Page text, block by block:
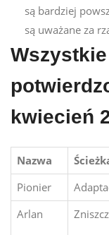
są bardziej
są uważane za
kwiecień
Nazwa
Pionier
Arlan